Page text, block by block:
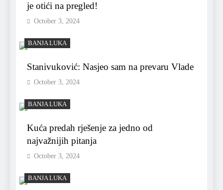
je otići na pregled!
October 3, 2024
BANJA LUKA
Stanivuković: Nasjeo sam na prevaru Vlade
October 3, 2024
BANJA LUKA
Kuća predah rješenje za jedno od
najvažnijih pitanja
October 3, 2024
BANJA LUKA